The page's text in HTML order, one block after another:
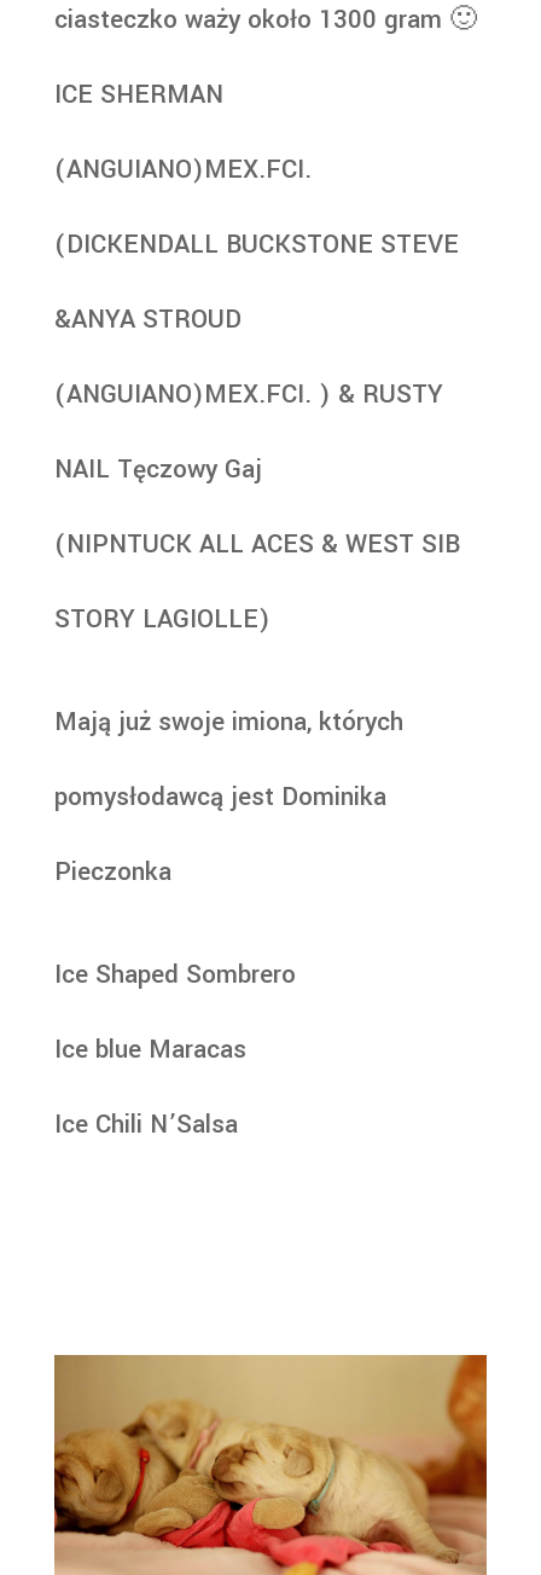
ciasteczko waży około 1300 gram 🙂
ICE SHERMAN
(ANGUIANO)MEX.FCI.
(DICKENDALL BUCKSTONE STEVE
&ANYA STROUD
(ANGUIANO)MEX.FCI. ) & RUSTY
NAIL Tęczowy Gaj
(NIPNTUCK ALL ACES & WEST SIB
STORY LAGIOLLE)
Mają już swoje imiona, których
pomysłodawcą jest Dominika
Pieczonka
Ice Shaped Sombrero
Ice blue Maracas
Ice Chili N’Salsa